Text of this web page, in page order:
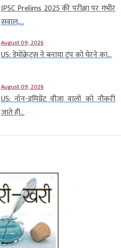
JPSC Prelims 2025 की परीक्षा पर गंभीर
सवाल,...
August 09, 2026
US: डेमोक्रेट्स ने बनाया ट्रंप को घेरने का...
August 09, 2026
US: नॉन-इमिग्रेंट वीजा वालों को नौकरी
जाते ही...